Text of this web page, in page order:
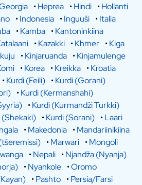
•Heprea •Hindi •Hollanti
•Indonesia •Inguuši •Italia
•Kamba •Kantoninkiina
•Kazakki •Khmer •Kiga
•Kinjaruanda •Kinjamulenge
•Korea •Kreikka •Kroatia
•Kurdi (Feili) •Kurdi (Gorani)
•Kurdi (Kermanshahi)
•Kurdi (Kurmandži Turkki)
(Shekaki) •Kurdi (Sorani) •Laari
•Makedonia •Mandariinikiina
•Marwari •Mongoli
•Nepali •Njandža (Nyanja)
•Nyankole •Oromo
•Pashto •Persia/Farsi